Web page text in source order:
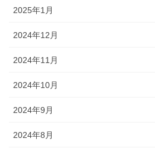
2025年1月
2024年12月
2024年11月
2024年10月
2024年9月
2024年8月